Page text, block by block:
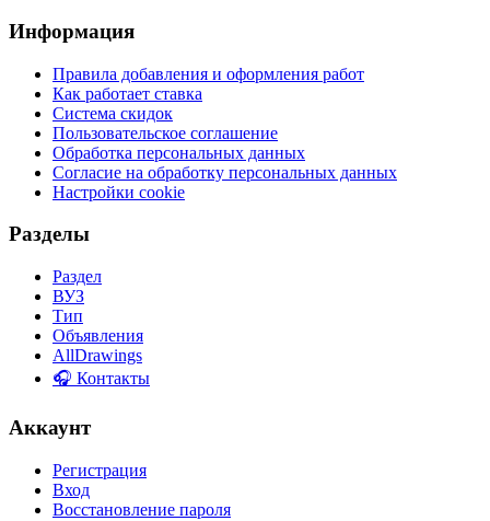
Информация
Правила добавления и оформления работ
Как работает ставка
Система скидок
Пользовательское соглашение
Обработка персональных данных
Согласие на обработку персональных данных
Настройки cookie
Разделы
Раздел
ВУЗ
Тип
Объявления
AllDrawings
🎧 Контакты
Аккаунт
Регистрация
Вход
Восстановление пароля